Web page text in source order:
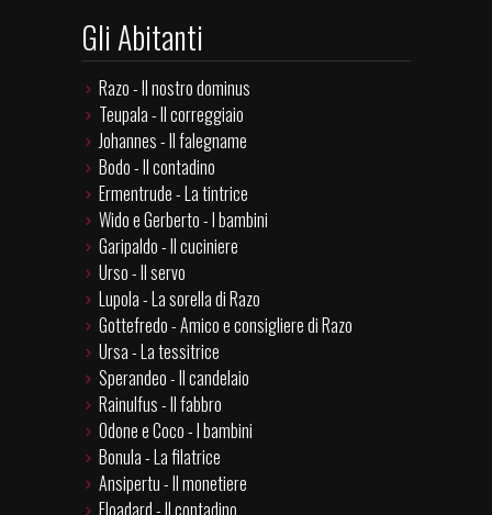
Gli Abitanti
Razo - Il nostro dominus
Teupala - Il correggiaio
Johannes - Il falegname
Bodo - Il contadino
Ermentrude - La tintrice
Wido e Gerberto - I bambini
Garipaldo - Il cuciniere
Urso - Il servo
Lupola - La sorella di Razo
Gottefredo - Amico e consigliere di Razo
Ursa - La tessitrice
Sperandeo - Il candelaio
Rainulfus - Il fabbro
Odone e Coco - I bambini
Bonula - La filatrice
Ansipertu - Il monetiere
Floadard - Il contadino